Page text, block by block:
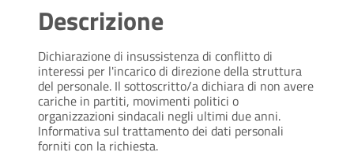
Descrizione
Dichiarazione di insussistenza di conflitto di
interessi per l'incarico di direzione della struttura
del personale. Il sottoscritto/a dichiara di non avere
cariche in partiti, movimenti politici o
organizzazioni sindacali negli ultimi due anni.
Informativa sul trattamento dei dati personali
forniti con la richiesta.